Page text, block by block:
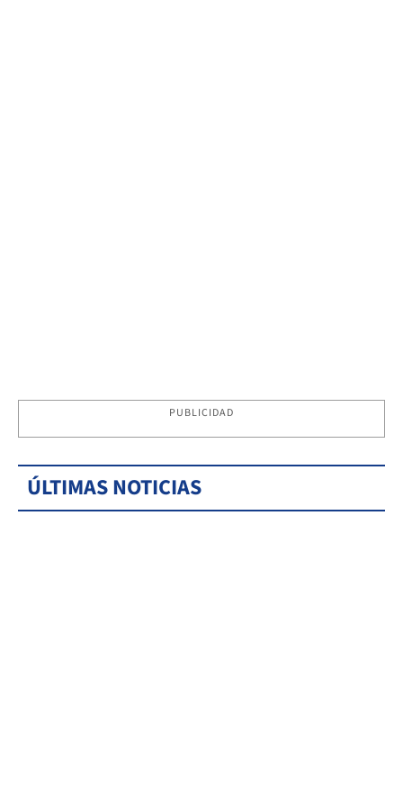
PUBLICIDAD
ÚLTIMAS NOTICIAS